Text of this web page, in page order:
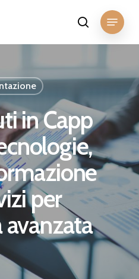
search
Menu
in Capp
per
avanzata
Close